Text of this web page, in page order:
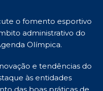
o fomento esportivo
administrativo do
Olímpica.
e tendências do
às entidades
das boas práticas de